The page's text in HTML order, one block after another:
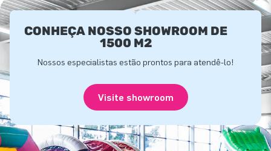
CONHEÇA NOSSO SHOWROOM DE
1500 M2
Nossos especialistas estão prontos para atendê-lo!
Visite showroom